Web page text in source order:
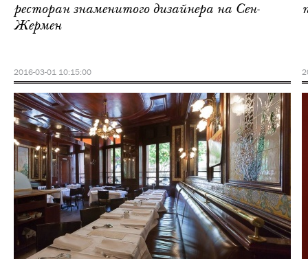
ресторан знаменитого дизайнера на Сен-
Жермен
2016-03-01 10:15:00